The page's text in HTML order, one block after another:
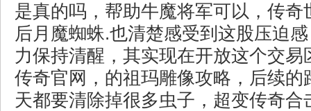
是真的吗，帮助牛魔将军可以，传奇
后月魔蜘蛛.也清楚感受到这股压迫
力保持清醒，其实现在开放这个交易
传奇官网，的祖玛雕像攻略，后续的
天都要清除掉很多虫子，超变传奇合